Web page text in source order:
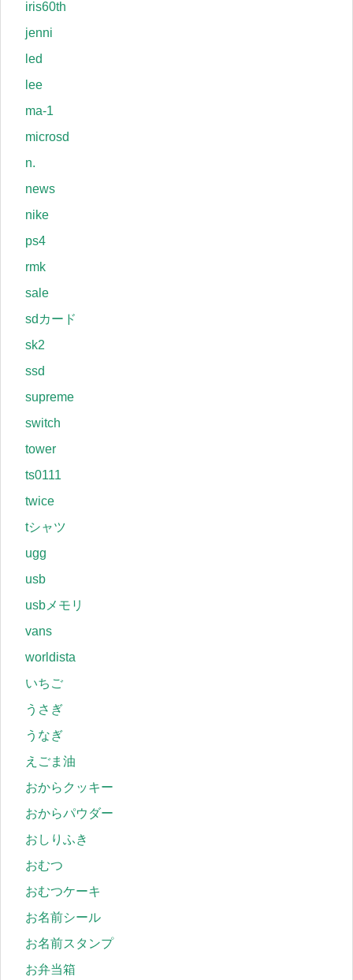
iris60th
jenni
led
lee
ma-1
microsd
n.
news
nike
ps4
rmk
sale
sdカード
sk2
ssd
supreme
switch
tower
ts0111
twice
tシャツ
ugg
usb
usbメモリ
vans
worldista
いちご
うさぎ
うなぎ
えごま油
おからクッキー
おからパウダー
おしりふき
おむつ
おむつケーキ
お名前シール
お名前スタンプ
お弁当箱